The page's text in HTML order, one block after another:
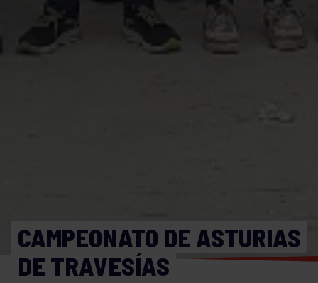
CAMPEONATO DE ASTURIAS
DE TRAVESÍAS